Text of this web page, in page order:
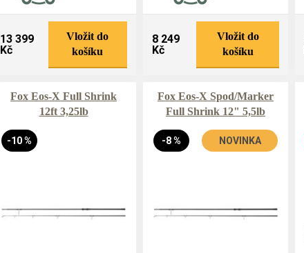
13 399
Kč
Vložit do
košíku
8 249
Kč
Vložit do
košíku
Fox Eos-X Full Shrink
12ft 3,25lb
-10 %
Fox Eos-X Spod/Marker
Full Shrink 12" 5,5lb
-8 % NOVINKA